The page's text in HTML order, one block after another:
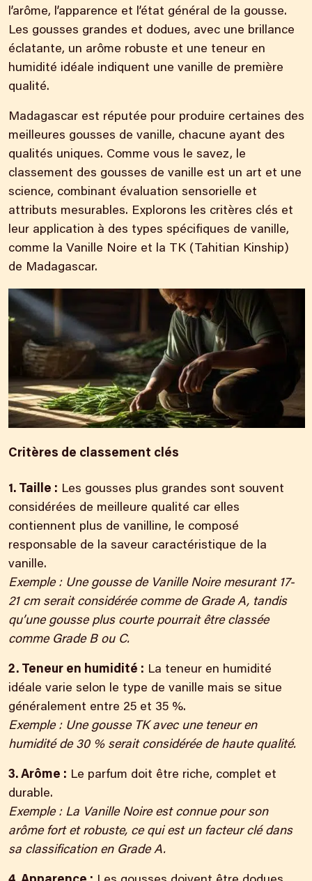
l’arôme, l’apparence et l’état général de la gousse.
Les gousses grandes et dodues, avec une brillance
éclatante, un arôme robuste et une teneur en
humidité idéale indiquent une vanille de première
qualité.
Madagascar est réputée pour produire certaines des
meilleures gousses de vanille, chacune ayant des
qualités uniques. Comme vous le savez, le
classement des gousses de vanille est un art et une
science, combinant évaluation sensorielle et
attributs mesurables. Explorons les critères clés et
leur application à des types spécifiques de vanille,
comme la Vanille Noire et la TK (Tahitian Kinship)
de Madagascar.
Critères de classement clés
1. Taille : Les gousses plus grandes sont souvent
considérées de meilleure qualité car elles
contiennent plus de vanilline, le composé
responsable de la saveur caractéristique de la
vanille.
Exemple : Une gousse de Vanille Noire mesurant 17-
21 cm serait considérée comme de Grade A, tandis
qu’une gousse plus courte pourrait être classée
comme Grade B ou C.
2. Teneur en humidité : La teneur en humidité
idéale varie selon le type de vanille mais se situe
généralement entre 25 et 35 %.
Exemple : Une gousse TK avec une teneur en
humidité de 30 % serait considérée de haute qualité.
3. Arôme : Le parfum doit être riche, complet et
durable.
Exemple : La Vanille Noire est connue pour son
arômefort et robuste, ce qui est un facteur clé dans
sa classification en Grade A.